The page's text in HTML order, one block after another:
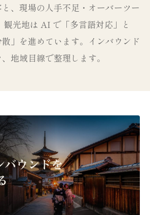
、現場の人手不足・オーバーツー
観光地は AI で「多言語対応」と
散」を進めています。インバウンド
地域目線で整理します。